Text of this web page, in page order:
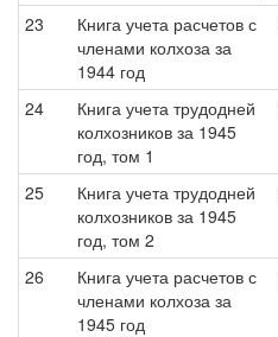
23
Книга учета расчетов с
членами колхоза за
1944 год
24
Книга учета трудодней
колхозников за 1945
год, том 1
25
Книга учета трудодней
колхозников за 1945
год, том 2
26
Книга учета расчетов с
членами колхоза за
1945 год